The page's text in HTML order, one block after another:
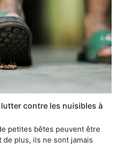
contre les nuisibles à
petites bêtes peuvent être
de plus, ils ne sont jamais